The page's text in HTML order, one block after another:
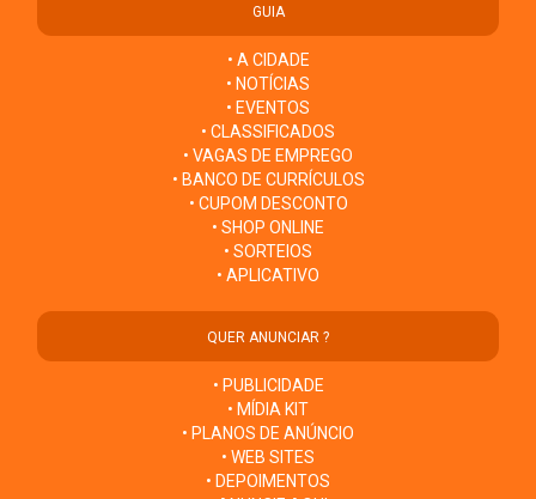
GUIA
• A CIDADE
• NOTÍCIAS
• EVENTOS
• CLASSIFICADOS
• VAGAS DE EMPREGO
• BANCO DE CURRÍCULOS
• CUPOM DESCONTO
• SHOP ONLINE
• SORTEIOS
• APLICATIVO
QUER ANUNCIAR ?
• PUBLICIDADE
• MÍDIA KIT
• PLANOS DE ANÚNCIO
• WEB SITES
• DEPOIMENTOS